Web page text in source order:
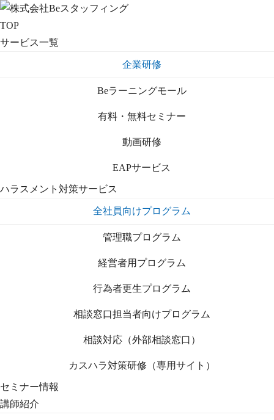
TOP
サービス一覧
企業研修
Beラーニングモール
有料・無料セミナー
動画研修
EAPサービス
ハラスメント対策サービス
全社員向けプログラム
管理職プログラム
経営者用プログラム
行為者更生プログラム
相談窓口担当者向けプログラム
相談対応（外部相談窓口）
カスハラ対策研修（専用サイト）
セミナー情報
講師紹介